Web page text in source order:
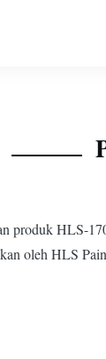
produk HLS-
oleh HLS